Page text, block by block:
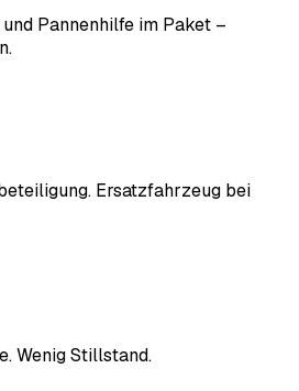
Pannenhilfe im Paket –
Ersatzfahrzeug bei
Wenig Stillstand.